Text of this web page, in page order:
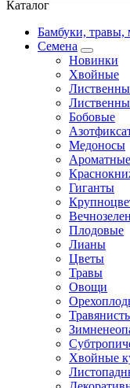
Каталог
Бамбуки, травы,
Семена
Новинки
Хвойные
Бобовые
Медоносы
Ароматные
Гиганты
Плодовые
Лианы
Цветы
Травы
Овощи
Хвойные